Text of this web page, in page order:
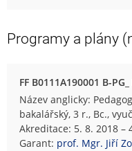
Programy a plány
FF B0111A190001 B-PG_
Název anglicky:
bakalářský, 3 r., Bc.,
Akreditace: 5. 8. 2018 –
Garant: prof. Mgr. Jiří